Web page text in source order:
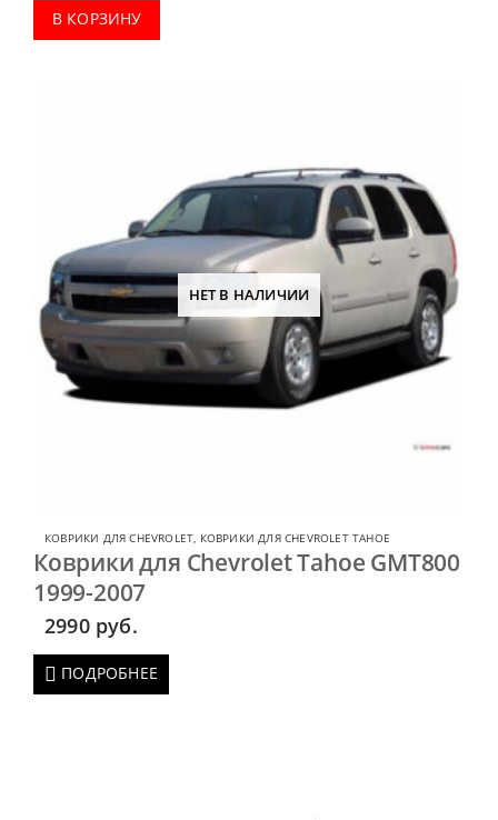
В КОРЗИНУ
НЕТ В НАЛИЧИИ
КОВРИКИ ДЛЯ CHEVROLET КОВРИКИ ДЛЯ CHEVROLET TAHOE
Коврики для Chevrolet Tahoe GMT800
1999-2007
2990 руб.
ПОДРОБНЕЕ